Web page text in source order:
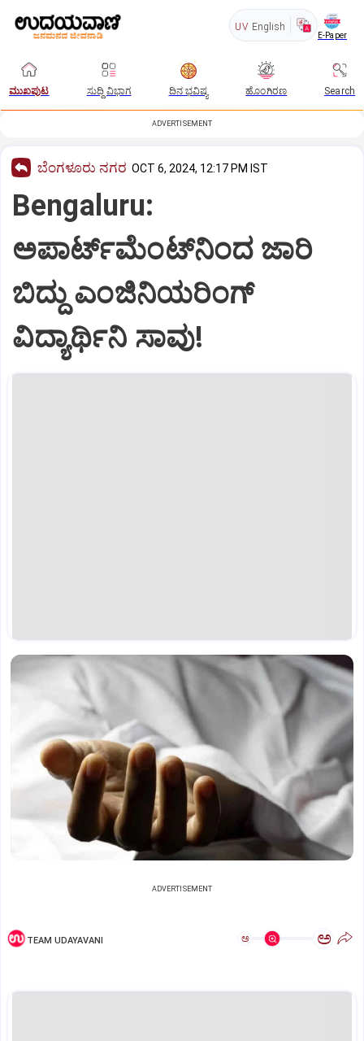
UV English
E-Paper
ಮುಖಪುಟ ಸುದ್ದಿ ವಿಭಾಗ ದಿನ ಭವಿಷ್ಯ ಹೊಂಗಿರಣ Search
ADVERTISEMENT
ಬೆಂಗಳೂರು ನಗರ OCT 6, 2024, 12:17 PM IST
Bengaluru:
ಅಪಾರ್ಟ್‌ಮೆಂಟ್‌ನಿಂದ ಜಾರಿ
ಬಿದ್ದು ಎಂಜಿನಿಯರಿಂಗ್‌
ವಿದ್ಯಾರ್ಥಿನಿ ಸಾವು!
ADVERTISEMENT
TEAM UDAYAVANI ಅ ಅ